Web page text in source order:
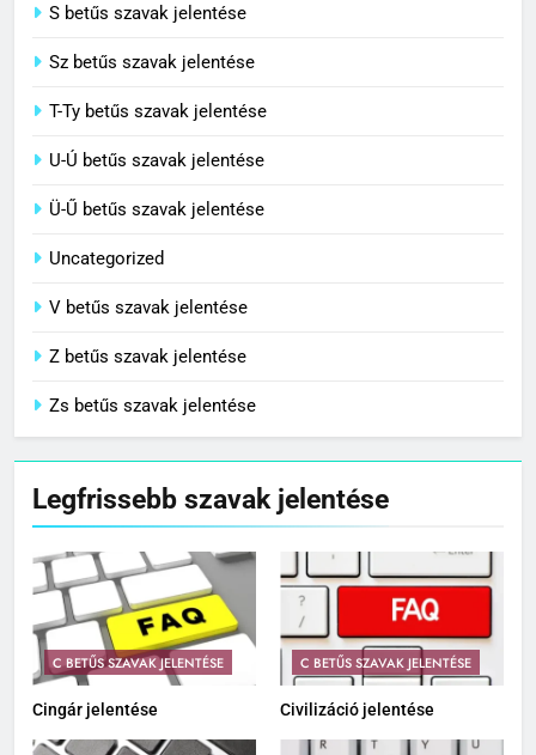
S betűs szavak jelentése
Sz betűs szavak jelentése
T-Ty betűs szavak jelentése
U-Ú betűs szavak jelentése
Ü-Ű betűs szavak jelentése
Uncategorized
V betűs szavak jelentése
Z betűs szavak jelentése
Zs betűs szavak jelentése
Legfrissebb szavak jelentése
C BETŰS SZAVAK JELENTÉSE
Cingár jelentése
C BETŰS SZAVAK JELENTÉSE
Civilizáció jelentése